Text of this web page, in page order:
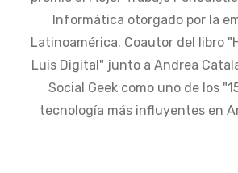
Informática otorgado por la
Latinoamérica. Coautor del libro
Luis Digital" junto a Andrea
Social Geek como uno de los
tecnología más influyentes en